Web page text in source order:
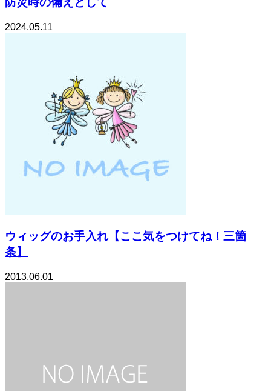
2024.05.11
ウィッグのお手入れ【ここ気をつけてね！三箇
条】
2013.06.01